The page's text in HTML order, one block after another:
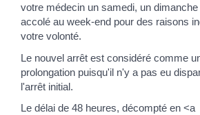
votre médecin un samedi, un
accolé au week-end pour des raisons
votre volonté.
Le nouvel arrêt est considéré comme
prolongation puisqu'il n'y a pas eu
l'arrêt initial.
Le délai de 48 heures, décompté en <a